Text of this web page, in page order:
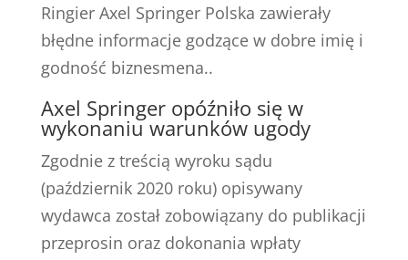
Ringier Axel Springer Polska zawierały
błędne informacje godzące w dobre imię i
godność biznesmena..
Axel Springer opóźniło się w
wykonaniu warunków ugody
Zgodnie z treścią wyroku sądu
(październik 2020 roku) opisywany
wydawca został zobowiązany do publikacji
przeprosin oraz dokonania wpłaty